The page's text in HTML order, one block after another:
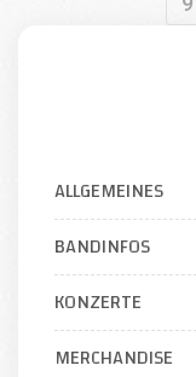
ALLGEMEINES
BANDINFOS
KONZERTE
MERCHANDISE